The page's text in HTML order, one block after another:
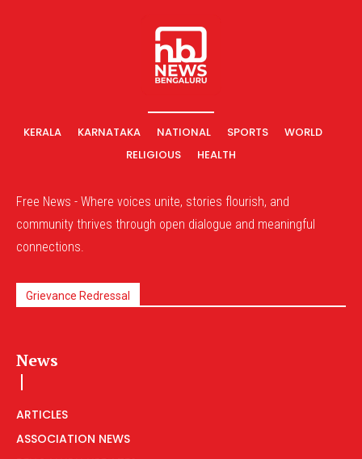
KERALA KARNATAKA NATIONAL SPORTS
WORLD
RELIGIOUS
HEALTH
Free News - Where voices unite, stories flourish, and
community thrives through open dialogue and meaningful
connections.
Grievance Redressal
News
ARTICLES
ASSOCIATION NEWS